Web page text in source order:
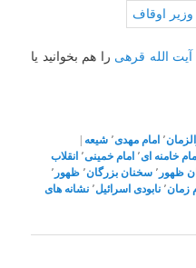
الله قرهی را هم بخوانید یا
٬ امام مهدی٬ شیعه
امام خامنه ای٬ امام خمینی٬ انقلاب
ظهور ٬ سخنان بزرگان٬ ظهور ٬
زمان٬ نابودی اسرائیل٬ نشانه های